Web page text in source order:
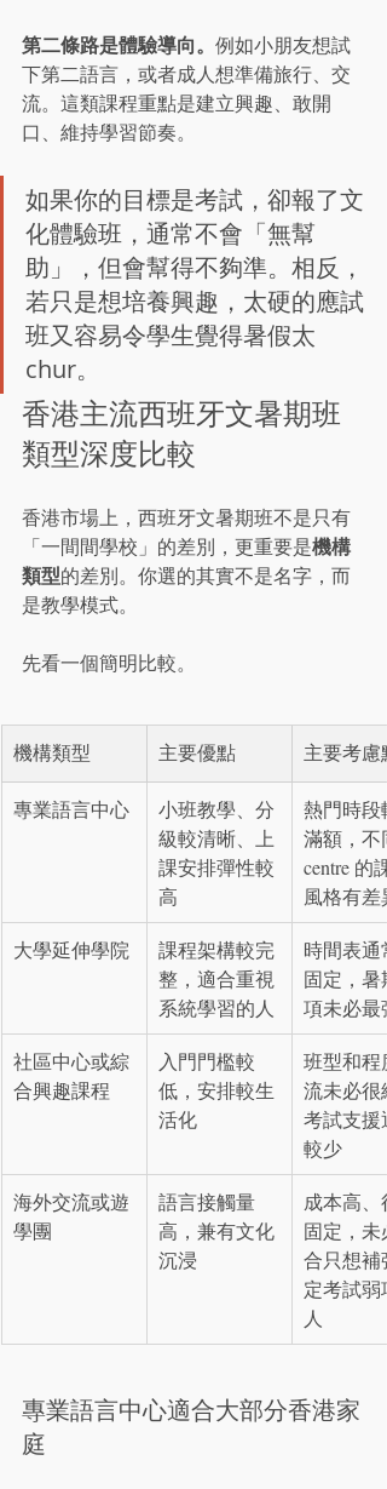
第二條路是體驗導向。 例如小朋友想試
下第二語言，或者成人想準備旅行、交
流。這類課程重點是建立興趣、敢開
口、維持學習節奏。
如果你的目標是考試，卻報了文
化體驗班，通常不會「無幫
助」，但會幫得不夠準。相反，
若只是想培養興趣，太硬的應試
班又容易令學生覺得暑假太
chur。
香港主流西班牙文暑期班
類型深度比較
香港市場上，西班牙文暑期班不是只有
「一間間學校」的差別，更重要是機構
類型的差別。你選的其實不是名字，而
是教學模式。
先看一個簡明比較。
機構類型 主要優點 主要考慮點
專業語言中心
小班教學、分
級較清晰、上
課安排彈性較
高
熱門時段
滿額，不
centre 的
風格有差異
大學延伸學院
課程架構較完
整，適合重視
系統學習的人
時間表通
固定，暑
項未必最
社區中心或綜
合興趣課程
入門門檻較
低，安排較生
活化
班型和程
流未必很
考試支援
較少
海外交流或遊
學團
語言接觸量
高，兼有文化
沉浸
成本高、
固定，未
合只想補
定考試弱
人
專業語言中心適合大部分香港家
庭